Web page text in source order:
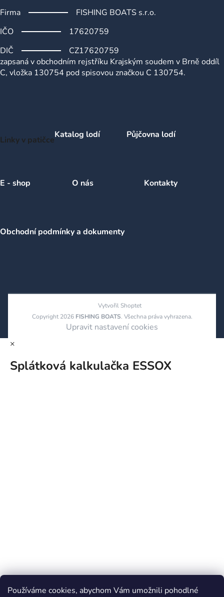
Používáme cookies, abychom Vám umožnili pohodlné
Firma
FISHING BOATS s.r.o.
IČO
17620759
DIČ
CZ17620759
zapsaná v obchodním rejstříku Krajským soudem v Brně oddíl
C, vložka 130754 pod spisovou značkou C 130754.
Linky v patičceKatalog lodí Půjčovna lodí
E - shop O nás Kontakty
Obchodní podmínky a dokumenty
Vytvořil Shoptet
Copyright 2026 FISHING BOATS. Všechna práva vyhrazena.
Upravit nastavení cookies
×
Splátková kalkulačka ESSOX